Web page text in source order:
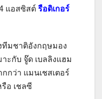
แอสซิสต์ รือดิเกอร์
ทีมชาติอังกฤษมอง
ะกับ จู๊ด เบลลิงแฮม
กว่า แมนเชสเตอร์
อ เชลซี